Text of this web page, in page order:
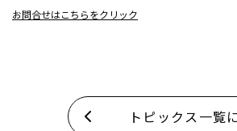
お問合せはこちらをクリック
トピックス一覧